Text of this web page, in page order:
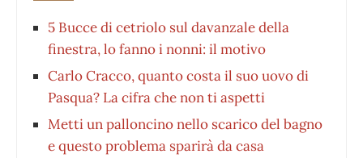
5 Bucce di cetriolo sul davanzale della
finestra, lo fanno i nonni: il motivo
Carlo Cracco, quanto costa il suo uovo di
Pasqua? La cifra che non ti aspetti
Metti un palloncino nello scarico del bagno
e questo problema sparirà da casa